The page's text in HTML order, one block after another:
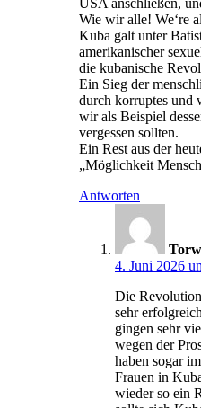
Wie wir alle! We‘re
Kuba galt unter
amerikanischer
die kubanische
Ein Sieg der
durch korruptes und
wir als Beispiel
vergessen sollten.
Ein Rest aus der
„Möglichkeit
Antworten
4. Juni 2026
Die
sehr
gingen sehr
wegen der
haben sogar
Frauen in
wieder so ein